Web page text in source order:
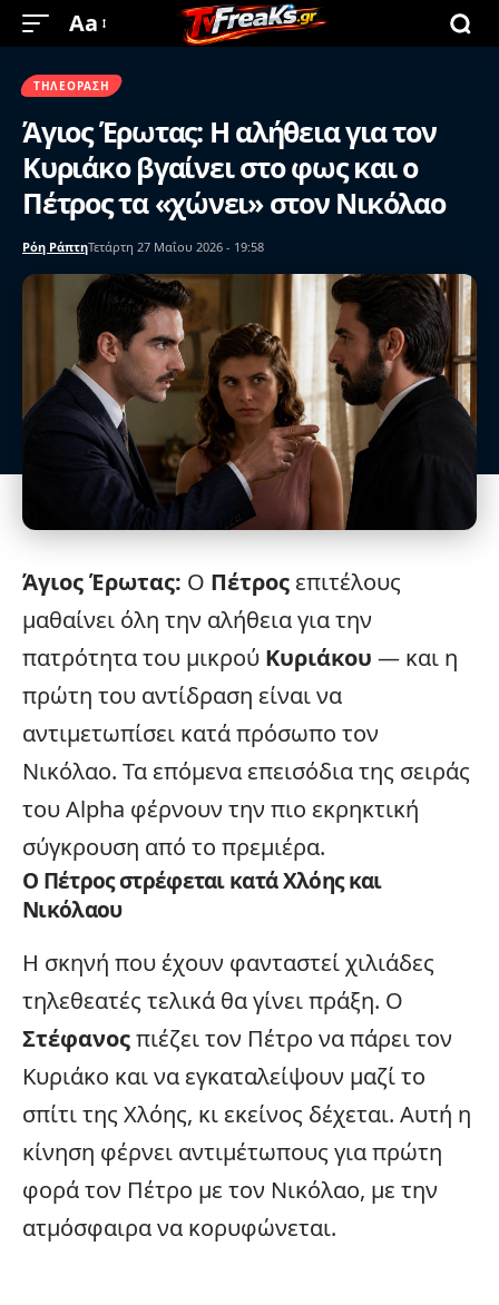
Aa
ΤΗΛΕΌΡΑΣΗ
Άγιος Έρωτας: Η αλήθεια για τον
Κυριάκο βγαίνει στο φως και ο
Πέτρος τα «χώνει» στον Νικόλαο
Ρόη ΡάπτηΤετάρτη 27 Μαΐου 2026 - 19:58
Άγιος Έρωτας: Ο Πέτρος επιτέλους
μαθαίνει όλη την αλήθεια για την
πατρότητα του μικρού Κυριάκου — και η
πρώτη του αντίδραση είναι να
αντιμετωπίσει κατά πρόσωπο τον
Νικόλαο. Τα επόμενα επεισόδια της σειράς
του Alpha φέρνουν την πιο εκρηκτική
σύγκρουση από το πρεμιέρα.
Ο Πέτρος στρέφεται κατά Χλόης και
Νικόλαου
Η σκηνή που έχουν φανταστεί χιλιάδες
τηλεθεατές τελικά θα γίνει πράξη. Ο
Στέφανοςπιέζει τον Πέτρο να πάρει τον
Κυριάκο και να εγκαταλείψουν μαζί το
σπίτι της Χλόης, κι εκείνος δέχεται. Αυτή η
κίνηση φέρνει αντιμέτωπους για πρώτη
φορά τον Πέτρο με τον Νικόλαο, με την
ατμόσφαιρα να κορυφώνεται.